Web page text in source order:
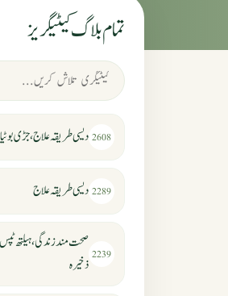
تمام بلاگ کیٹیگریز
2608 دیسی طریقہ علاج، جڑی
2289 دیسی طریقہ علاج
2239
صحت مند زندگی، ہیلتھ
ذخیرہ